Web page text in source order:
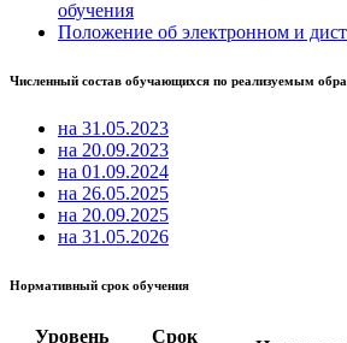
обучения
Положение об электронном и
Численный состав обучающихся по реализуемым
на 31.05.2023
на 20.09.2023
на 01.09.2024
на 26.05.2025
на 20.09.2025
на 31.05.2026
Нормативный срок обучения
Уровень
Срок